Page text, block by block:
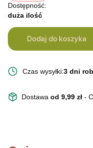
Dostępność:
duża ilość
Dodaj do koszyka
Czas wysyłki:3 dni
Dostawa od 9,99 zł -